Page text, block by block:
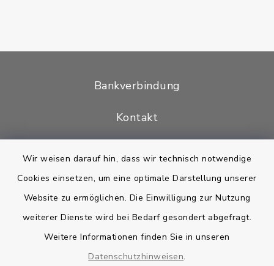
Wir weisen darauf hin, dass wir technisch notwendige
Cookies einsetzen, um eine optimale Darstellung unserer
Website zu ermöglichen. Die Einwilligung zur Nutzung
weiterer Dienste wird bei Bedarf gesondert abgefragt.
Weitere Informationen finden Sie in unseren
Datenschutzhinweisen.
Bankverbindung
Kontakt
Datenschutz
Impressum
Sitemap